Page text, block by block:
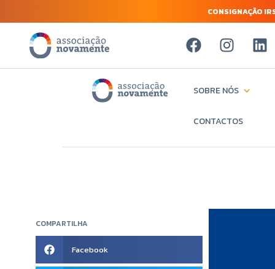
CONSIGNAÇÃO
SOBRE NÓS
CONTACTOS
COMPARTILHA
Facebook